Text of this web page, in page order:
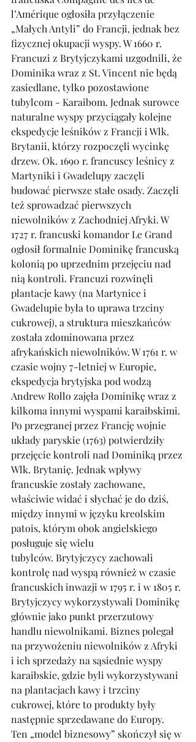
l’Amérique ogłosiła przyłączenie
„Małych Antyli” do Francji, jednak bez
fizycznej okupacji wyspy. W 1660 r.
Francuzi z Brytyjczykami uzgodnili, że
Dominika wraz z St. Vincent nie będą
zasiedlane, tylko pozostawione
tubylcom - Karaibom. Jednak surowce
naturalne wyspy przyciągały kolejne
ekspedycje leśników z Francji i Wlk.
Brytanii, którzy rozpoczęli wycinkę
drzew. Ok. 1690 r. francuscy leśnicy z
Martyniki i Gwadelupy zaczęli
budować pierwsze stałe osady. Zaczęli
też sprowadzać pierwszych
niewolników z Zachodniej Afryki. W
1727 r. francuski komandor Le Grand
ogłosił formalnie Dominikę francuską
kolonią po uprzednim przejęciu nad
nią kontroli. Francuzi rozwinęli
plantacje kawy (na Martynice i
Gwadelupie była to uprawa trzciny
cukrowej), a struktura mieszkańców
została zdominowana przez
afrykańskich niewolników. W 1761 r. w
czasie wojny 7-letniej w Europie,
ekspedycja brytyjska pod wodzą
Andrew Rollo zajęła Dominikę wraz z
kilkoma innymi wyspami karaibskimi.
Po przegranej przez Francję wojnie
układy paryskie (1763) potwierdziły
przejęcie kontroli nad Dominiką przez
Wlk. Brytanię. Jednak wpływy
francuskie zostały zachowane,
właściwie widać i słychać je do dziś,
między innymi w języku kreolskim
patois, którym obok angielskiego
posługuje się wielu
tubylców. Brytyjczycy zachowali
kontrolę nad wyspą również w czasie
francuskich inwazji w 1795 r. i w 1805 r.
Brytyjczycy wykorzystywali Dominikę
głównie jako punkt przerzutowy
handlu niewolnikami. Biznes polegał
na przywożeniu niewolników z Afryki
i ich sprzedaży na sąsiednie wyspy
karaibskie, gdzie byli wykorzystywani
na plantacjach kawy i trzciny
cukrowej, które to produkty były
następnie sprzedawane do Europy.
Ten „model biznesowy” skończył się w